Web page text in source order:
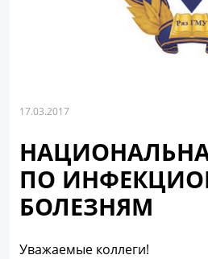
17.03.2017
ПО
БОЛЕЗНЯМ
Уважаемые коллеги!